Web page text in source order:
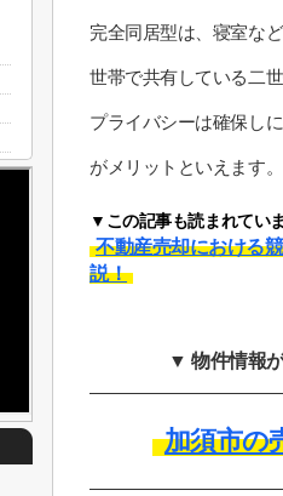
完全同居型は、寝室な
世帯で共有している二世
プライバシーは確保し
がメリットといえます。
▼この記事も読まれてい
不動産売却における
説！
▼ 物件情報
加須市の